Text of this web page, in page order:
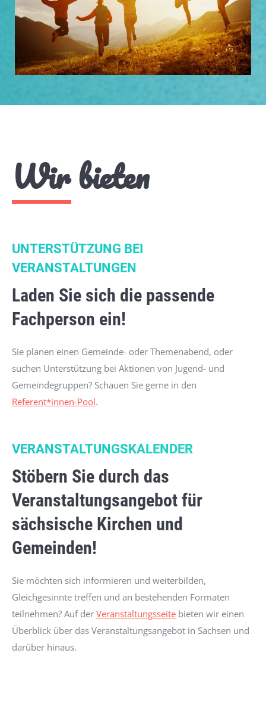
Wir bieten
UNTERSTÜTZUNG BEI
VERANSTALTUNGEN
Laden Sie sich die passende
Fachperson ein!
Sie planen einen Gemeinde- oder Themenabend, oder
suchen Unterstützung bei Aktionen von Jugend- und
Gemeindegruppen? Schauen Sie gerne in den
Referent*innen-Pool.
VERANSTALTUNGSKALENDER
Stöbern Sie durch das
Veranstaltungsangebot für
sächsische Kirchen und
Gemeinden!
Sie möchten sich informieren und weiterbilden,
Gleichgesinnte treffen und an bestehenden Formaten
teilnehmen? Auf der Veranstaltungsseite bieten wir einen
Überblick über das Veranstaltungsangebot in Sachsen und
darüber hinaus.